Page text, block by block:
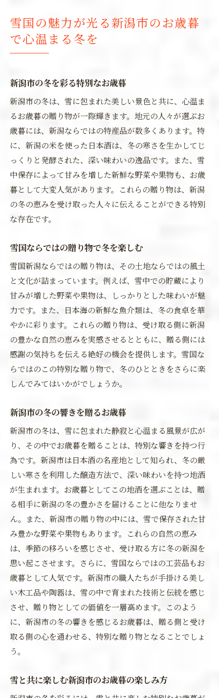
雪国の魅力が光る新潟市のお歳暮
で心温まる冬を
新潟市の冬を彩る特別なお歳暮
新潟市の冬は、雪に包まれた美しい景色と共に、心温ま
るお歳暮の贈り物が一際輝きます。地元の人々が選ぶお
歳暮には、新潟ならではの特産品が数多くあります。特
に、新潟の米を使った日本酒は、冬の寒さを生かしてじ
っくりと発酵された、深い味わいの逸品です。また、雪
中保存によって甘みを増した新鮮な野菜や果物も、お歳
暮として大変人気があります。これらの贈り物は、新潟
の冬の恵みを受け取った人々に伝えることができる特別
な存在です。
雪国ならではの贈り物で冬を楽しむ
雪国新潟ならではの贈り物は、その土地ならではの風土
と文化が詰まっています。例えば、雪中での貯蔵により
甘みが増した野菜や果物は、しっかりとした味わいが魅
力です。また、日本海の新鮮な魚介類は、冬の食卓を華
やかに彩ります。これらの贈り物は、受け取る側に新潟
の豊かな自然の恵みを実感させるとともに、贈る側には
感謝の気持ちを伝える絶好の機会を提供します。雪国な
らではのこの特別な贈り物で、冬のひとときをさらに楽
しんでみてはいかがでしょうか。
新潟市の冬の響きを贈るお歳暮
新潟市の冬は、雪に包まれた静寂と心温まる風景が広が
り、その中でお歳暮を贈ることは、特別な響きを持つ行
為です。新潟市は日本酒の名産地として知られ、冬の厳
しい寒さを利用した醸造方法で、深い味わいを持つ地酒
が生まれます。お歳暮としてこの地酒を選ぶことは、贈
る相手に新潟の冬の豊かさを届けることに他なりませ
ん。また、新潟市の贈り物の中には、雪で保存された甘
み豊かな野菜や果物もあります。これらの自然の恵み
は、季節の移ろいを感じさせ、受け取る方に冬の新潟を
思い起こさせます。さらに、雪国ならではの工芸品もお
歳暮として人気です。新潟市の職人たちが手掛ける美し
い木工品や陶器は、雪の中で育まれた技術と伝統を感じ
させ、贈り物としての価値を一層高めます。このよう
に、新潟市の冬の響きを感じるお歳暮は、贈る側と受け
取る側の心を通わせる、特別な贈り物となることでしょ
う。
雪と共に楽しむ新潟市のお歳暮の楽しみ方